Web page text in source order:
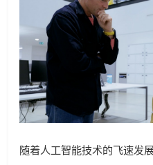
随着人工智能技术的飞速发